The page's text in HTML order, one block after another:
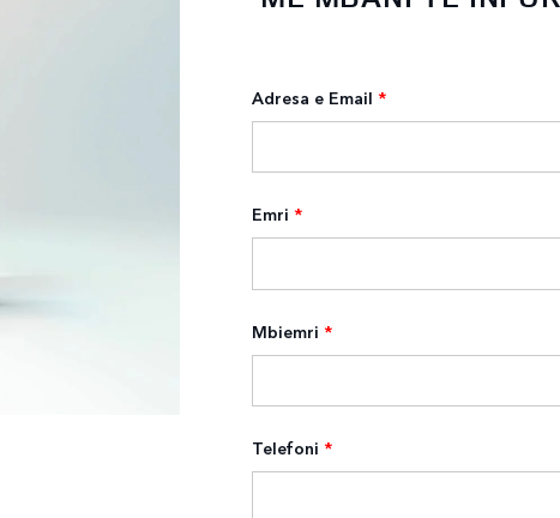
Adresa e Email *
Emri *
Mbiemri *
Telefoni *